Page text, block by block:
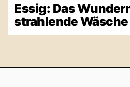
Essig: Das
strahlende Wäsche